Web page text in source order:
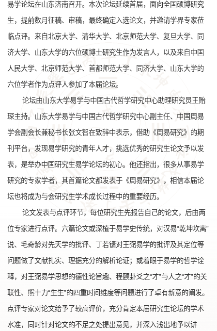
易学论坛在山东济南召开。本次论坛延续首届，面向全国硕博研究
生，提前数月征稿、审稿，最终确定入选论文，并邀请学界专家莅
临点评。来自北京大学、清华大学、北京师范大学、复旦大学、同
济大学、山东大学的六位硕博士研究生作为发言人，以及来自中国
人民大学、北京师范大学、首都师范大学、同济大学、山东大学的
六位学者作为点评人参加了本届论坛。
论坛由山东大学易学与中国古代哲学研究中心助理研究员王贻
琛主持。山东大学易学与中国古代哲学研究中心副主任、中国周易
学会副会长兼秘书长张文智在致辞中表示，借助《周易研究》的期
刊平台，发现易学研究的青年人才，挑选优秀的研究生论文予以发
表，是举办中国研究生易学论坛的初心。他还指出，很多从事易学
研究的专家学者，其首篇论文都发表于《周易研究》，相信本届论
坛也将成为与会研究生学术成长过程中的重要经历。
论文发表与点评环节，每位研究生先报告自己的论文，后由两
位专家进行点评。六篇论文或深植于易学史传统，对汉易“乾坤坎离”
说、毛奇龄对先天学的批评、丁若镛对王弼易学的批评及其定位等
问题做了文献扎实、理据充分的解析论证；或着眼于易学的哲学诠
释，对王弼易学思想的德性论旨趣、程颐卦爻之“才”与人之“才”的关
联性、熊十力“生生”的四重时间维度等问题进行了卓有新意的阐发。
点评专家对论文给予了较高评价，充分肯定本届研究生论坛的学术
水准，同时针对论文的不足之处提出意见，并深入浅出地予以讲